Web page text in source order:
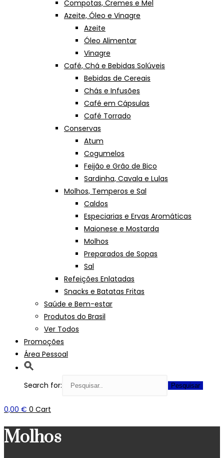
Compotas, Cremes e Mel
Azeite, Óleo e Vinagre
Azeite
Óleo Alimentar
Vinagre
Café, Chá e Bebidas Solúveis
Bebidas de Cereais
Chás e Infusões
Café em Cápsulas
Café Torrado
Conservas
Atum
Cogumelos
Feijão e Grão de Bico
Sardinha, Cavala e Lulas
Molhos, Temperos e Sal
Caldos
Especiarias e Ervas Aromáticas
Maionese e Mostarda
Molhos
Preparados de Sopas
Sal
Refeições Enlatadas
Snacks e Batatas Fritas
Saúde e Bem-estar
Produtos do Brasil
Ver Todos
Promoções
Área Pessoal
Search for:
0,00 € 0 Cart
Molhos